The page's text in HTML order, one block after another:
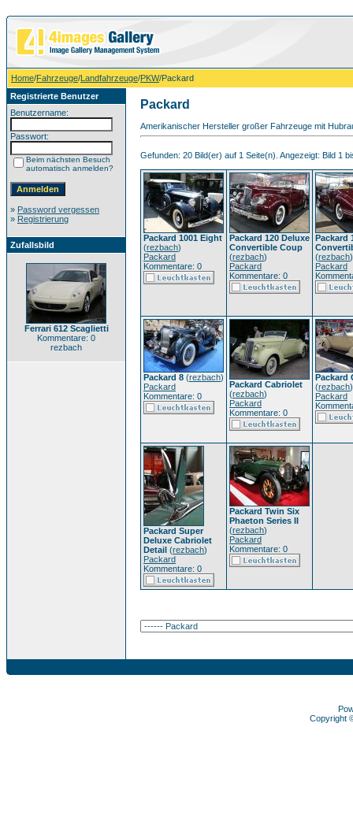
Home/Fahrzeuge/Landfahrzeuge/PKW/Packard
Registrierte Benutzer
Benutzername:
Passwort:
Beim nächsten Besuch
automatisch anmelden?
» Password vergessen
» Registrierung
Zufallsbild
Ferrari 612 Scaglietti
Kommentare: 0
rezbach
Packard
Amerikanischer Hersteller großer Fahrzeuge mit
Gefunden: 20 Bild(er) auf 1 Seite(n). Angezeigt: Bild 1
Packard 1001 Eight
(rezbach)
Packard
Kommentare: 0
Packard 120 Deluxe
Convertible Coup
(rezbach)
Packard
Kommentare: 0
Packard
(rezbach)
Packard
Packard 8 (rezbach)
Packard
Kommentare: 0
Packard Cabriolet
(rezbach)
Packard
Kommentare: 0
Packard
(rezbach)
Packard
Packard Super
Deluxe Cabriolet
Detail (rezbach)
Packard
Kommentare: 0
Packard Twin Six
Phaeton Series II
(rezbach)
Packard
Kommentare: 0
Copyright